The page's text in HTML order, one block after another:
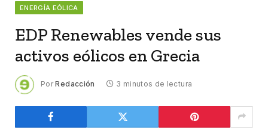
ENERGÍA EÓLICA
EDP Renewables vende sus
activos eólicos en Grecia
Por Redacción 3 minutos de lectura